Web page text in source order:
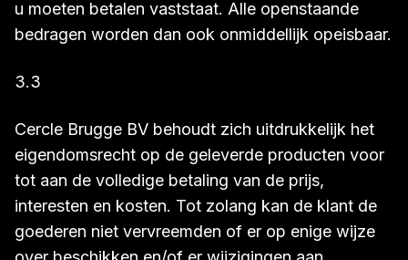
u moeten betalen vaststaat. Alle openstaande
bedragen worden dan ook onmiddellijk opeisbaar.
3.3
Cercle Brugge BV behoudt zich uitdrukkelijk het
eigendomsrecht op de geleverde producten voor
tot aan de volledige betaling van de prijs,
interesten en kosten. Tot zolang kan de klant de
goederen niet vervreemden of er op enige wijze